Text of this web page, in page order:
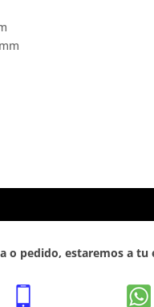
o pedido, estaremos a tu